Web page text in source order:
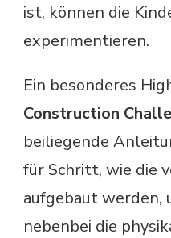
ist, können die
experimentieren.
Ein besonderes
Construction
beiliegende
für Schritt, wie die
aufgebaut
nebenbei die